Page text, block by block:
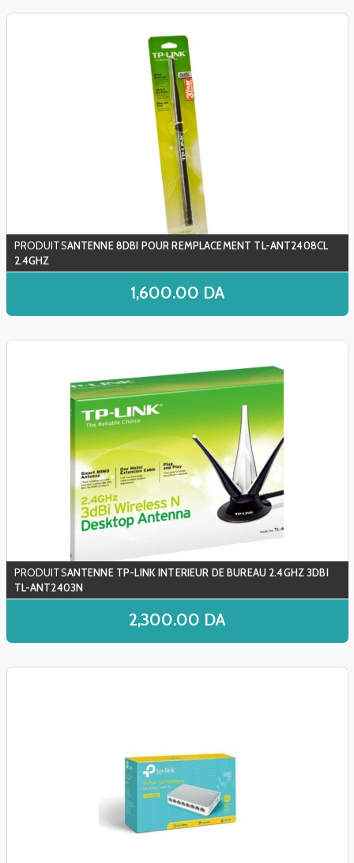
ANTENNE 8DBI POUR REMPLACEMENT TL-ANT2408CL
2.4GHZ
1,600.00 DA
ANTENNE TP-LINK INTERIEUR DE BUREAU 2.4GHZ 3DBI
TL-ANT2403N
2,300.00 DA